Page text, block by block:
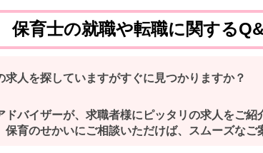
保育士の就職や転職に関する
求人を探していますがすぐに見つかりますか？
ドバイザーが、求職者様にピッタリの求人をご紹
保育のせかいにご相談いただけば、スムーズなご